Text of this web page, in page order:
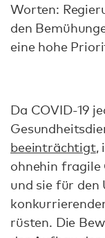
Worten:
den
eine hohe
Da COVID-19
beeinträchtigt,
ohnehin fragile
und sie für den
rüsten. Die